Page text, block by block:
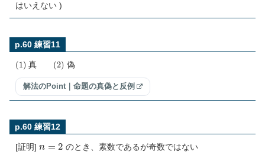
はいえない )
p.60 練習11
( 1) 真 (2) 偽
解法のPoint｜命題の真偽と反例
p.60 練習12
[証明]
のとき、素数であるが奇数ではない